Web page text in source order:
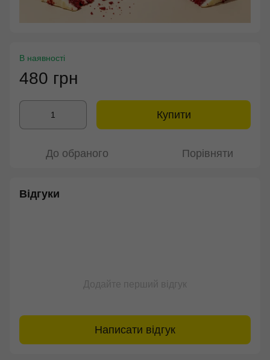
В наявності
480 грн
Купити
До обраного Порівняти
Відгуки
Написати відгук